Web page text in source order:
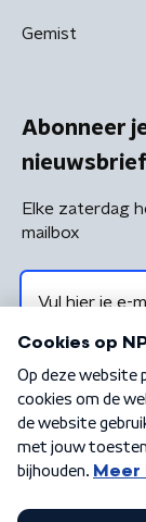
Gemist
Abonneer
nieuwsbrief
Elke zaterdag
mailbox
Algemene